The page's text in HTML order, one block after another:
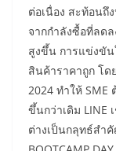
ต่อเนื่อง สะท้อนถึ
จากกำลังซื้อที่ลด
สูงขึ้น การแข่งขั
สินค้าราคาถูก โด
2024 ทำให้
ขึ้นกว่าเดิม LINE
ต่างเป็นกลุทธ์สำ